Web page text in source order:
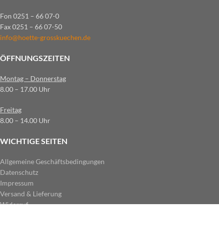
Fon 0251 – 66 07-0
Fax 0251 – 66 07-50
info@hoette-grosskuechen.de
ÖFFNUNGSZEITEN
Montag – Donnerstag
8.00 – 17.00 Uhr
Freitag
8.00 – 14.00 Uhr
WICHTIGE SEITEN
Allgemeine Geschäftsbedingungen
Datenschutz
Impressum
Versand & Lieferung
Widerruf